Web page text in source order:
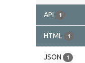
API 1
HTML 1
JSON 1